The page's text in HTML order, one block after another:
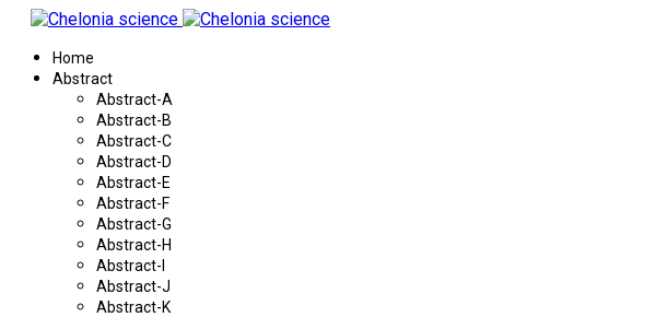
Home
Abstract
Abstract-A
Abstract-B
Abstract-C
Abstract-D
Abstract-E
Abstract-F
Abstract-G
Abstract-H
Abstract-I
Abstract-J
Abstract-K